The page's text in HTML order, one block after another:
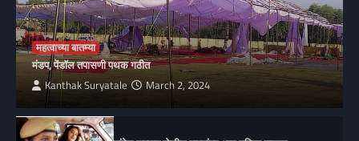
महत्वाच्या बातम्या
मंडप, पेंडॉल तपासणी पथक गठीत
Kanthak Suryatale March 2, 2024